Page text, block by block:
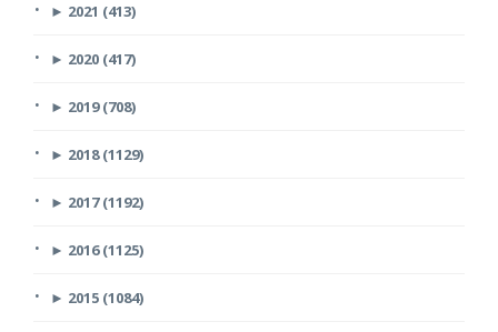
► 2021 (413)
► 2020 (417)
► 2019 (708)
► 2018 (1129)
► 2017 (1192)
► 2016 (1125)
► 2015 (1084)